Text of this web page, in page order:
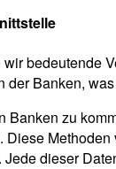
bedeutende
Banken,
Banken zu
Jede dieser